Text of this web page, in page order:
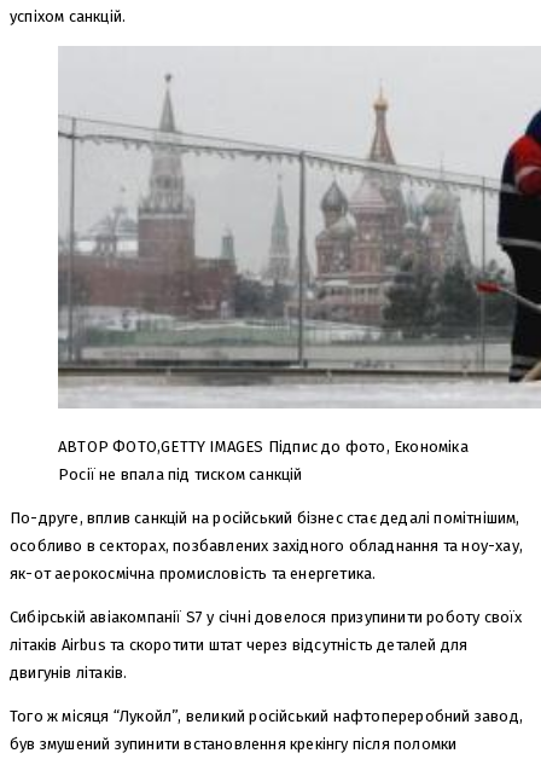
успіхом санкцій.
АВТОР ФОТО,GETTY IMAGES Підпис до фото, Економіка
Росії не впала під тиском санкцій
По-друге, вплив санкцій на російський бізнес стає дедалі помітнішим,
особливо в секторах, позбавлених західного обладнання та ноу-хау,
як-от аерокосмічна промисловість та енергетика.
Сибірській авіакомпанії S7 у січні довелося призупинити роботу своїх
літаків Airbus та скоротити штат через відсутність деталей для
двигунів літаків.
Того ж місяця “Лукойл”, великий російський нафтопереробний завод,
був змушений зупинити встановлення крекінгу після поломки